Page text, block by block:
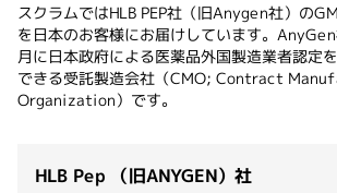
スクラムではHLB PEP社（旧Anygen社）の
を日本のお客様にお届けしています。
月に日本政府による医薬品外国製造業者認定
できる受託製造会社（CMO; Contract
Organization）です。
HLB Pep （旧ANYGEN）社